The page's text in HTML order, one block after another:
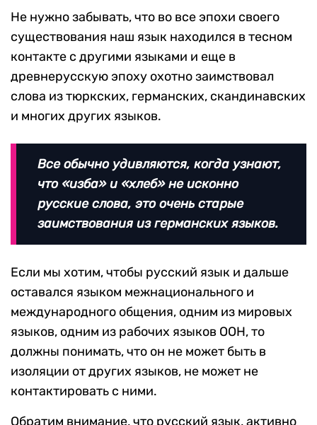
Не нужно забывать, что во все эпохи своего
существования наш язык находился в тесном
контакте с другими языками и еще в
древнерусскую эпоху охотно заимствовал
слова из тюркских, германских, скандинавских
и многих других языков.
Все обычно удивляются, когда узнают,
что «изба» и «хлеб» не исконно
русские слова, это очень старые
заимствования из германских языков.
Если мы хотим, чтобы русский язык и дальше
оставался языком межнационального и
международного общения, одним из мировых
языков, одним из рабочих языков ООН, то
должны понимать, что он не может быть в
изоляции от других языков, не может не
контактировать с ними.
Обратим внимание, что русский язык, активно